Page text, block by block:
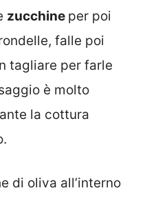
zucchine per poi
falle poi
tagliare per farle
è molto
la cottura
di oliva all’interno